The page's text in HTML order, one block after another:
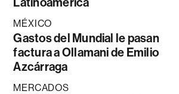
MÉXICO
Gastos del Mundial le pasan
factura a Ollamani de Emilio
Azcárraga
MERCADOS